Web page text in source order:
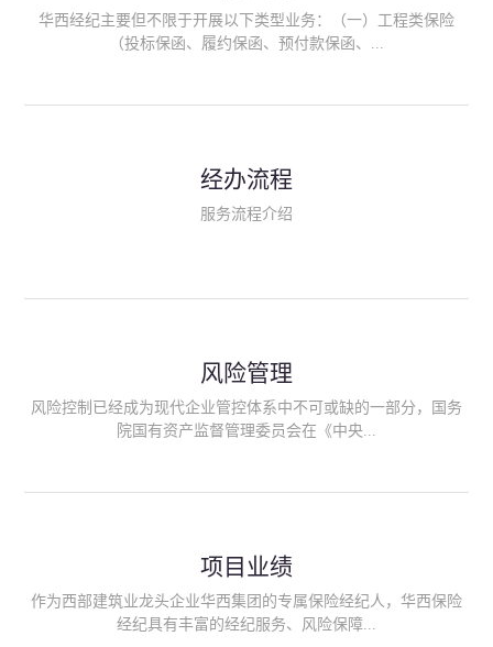
华西经纪主要但不限于开展以下类型业务：（一）工程类保险
（投标保函、履约保函、预付款保函、...
险、政府公共安全责任保险/自然灾害公众责任保险、精神病监护
人责任险、首台套/首版次保险、科技保险等）；（三）传统财产
险产品；（六）保险招投标业务。随着业务的开展，华西经纪会
供专业、优质的保险经纪服务。
经办流程
服务流程介绍
风险管理
风险控制已经成为现代企业管控体系中不可或缺的一部分，国务
院国有资产监督管理委员会在《中央...
能够为客户降低风险管理成本，提高经营效率；能够为企业提供
从风险评估、风险分析、风险防范、风险转移到灾后防损、索赔
等全方位、全过程、专家式的服务，拓展和深化由保险公司提供
项目业绩
作为西部建筑业龙头企业华西集团的专属保险经纪人，华西保险
经纪具有丰富的经纪服务、风险保障...